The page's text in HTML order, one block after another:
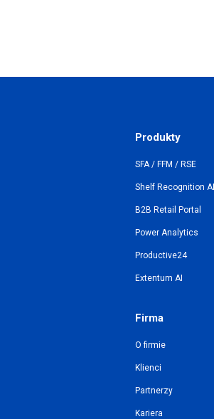
Produkty
SFA / FFM / RSE
Shelf Recognition AI
B2B Retail Portal
Power Analytics
Productive24
Extentum AI
Firma
O firmie
Klienci
Partnerzy
Kariera